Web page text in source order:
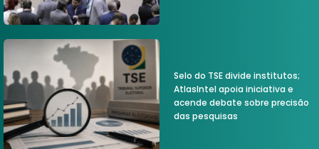
Selo do TSE divide institutos;
AtlasIntel apoia iniciativa e
acende debate sobre precisão
das pesquisas